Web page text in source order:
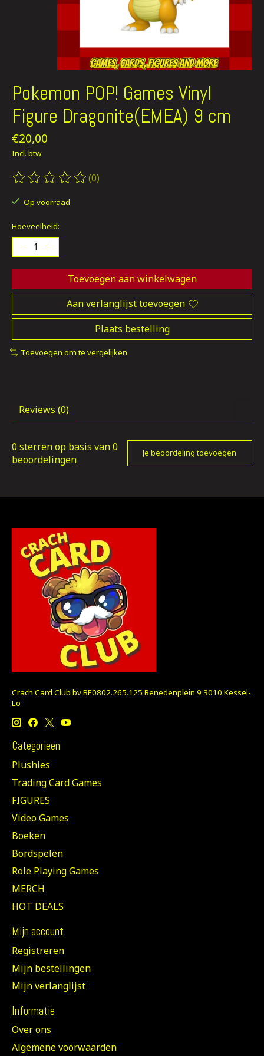
Pokemon POP! Games Vinyl
Figure Dragonite(EMEA) 9 cm
€20,00
Incl. btw
De beoordeling van dit product is
(0)
Op voorraad
Hoeveelheid:
Toevoegen aan winkelwagen
Aan verlanglijst toevoegen
Plaats bestelling
Toevoegen om te vergelijken
Reviews (0)
0 sterren op basis van0
beoordelingen
Je beoordeling toevoegen
Crach Card Club bv BE0802.265.125 Benedenplein 9 3010 Kessel-
Lo
Categorieën
Plushies
Trading Card Games
FIGURES
Video Games
Boeken
Bordspelen
Role Playing Games
MERCH
HOT DEALS
Mijn account
Registreren
Mijn bestellingen
Mijn verlanglijst
Informatie
Over ons
Algemene voorwaarden